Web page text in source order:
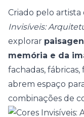
Criado pelo
Invisíveis:
explorar
memória e da
fachadas,
abrem espaço
combinações de